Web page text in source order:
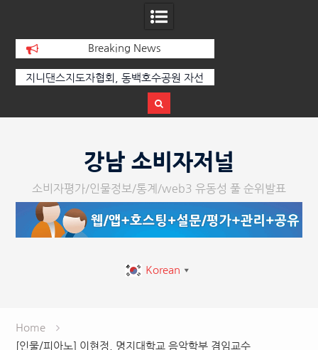
Breaking News
지니댄스지도자협회, 동백호수공원 자선
강남 소비자저널
소비자평가/인물정보/통계/web3 유동성 풀 순위발표
Korean ▼
Home
[인물/피아노] 이현정, 명지대학교 음악학부 겸임교수